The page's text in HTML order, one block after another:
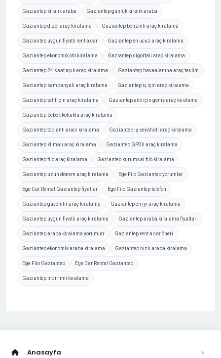
Gaziantep kiralık araba Gaziantep günlük kiralık araba
Gaziantep dizel araç kiralama Gaziantep benzinli araç kiralama
Gaziantep uygun fiyatlı rent a car Gaziantep en ucuz araç kiralama
Gaziantep ekonomik oto kiralama Gaziantep sigortalı araç kiralama
Gaziantep 24 saat açık araç kiralama Gaziantep havaalanına araç teslim
Gaziantep kampanyalı araç kiralama Gaziantep iş için araç kiralama
Gaziantep tatil için araç kiralama Gaziantep aile için geniş araç kiralama
Gaziantep bebek koltuklu araç kiralama
Gaziantep toplantı aracı kiralama Gaziantep iş seyahati araç kiralama
Gaziantep klimalı araç kiralama Gaziantep GPS'li araç kiralama
Gaziantep filo araç kiralama Gaziantep kurumsal filo kiralama
Gaziantep uzun dönem araç kiralama Ege Filo Gaziantep yorumlar
Ege Car Rental Gaziantep fiyatlar Ege Filo Gaziantep telefon
Gaziantep güvenilir araç kiralama Gaziantep en iyi araç kiralama
Gaziantep uygun fiyatlı araç kiralama Gaziantep araba kiralama fiyatları
Gaziantep araba kiralama yorumlar Gaziantep rent a car öneri
Gaziantep ekonomik araba kiralama Gaziantep hızlı araba kiralama
Ege Filo Gaziantep Ege Car Rental Gaziantep
Gaziantep indirimli kiralama
Anasayfa